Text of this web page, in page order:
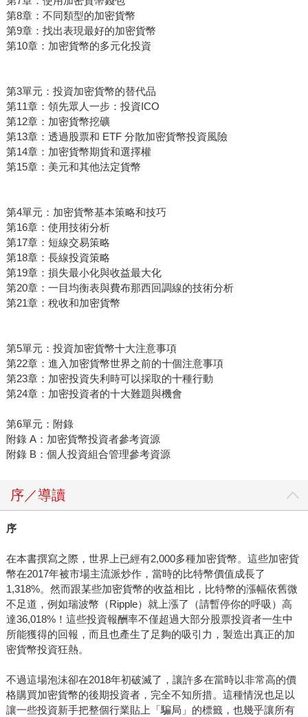
第8章：不同類型的加密貨幣
第9章：找出表現最好的加密貨幣
第10章：加密貨幣的多元化投資
第3單元：投資加密貨幣的替代品
第11章：領先眾人一步：投資ICO
第12章：加密貨幣挖礦
第13章：透過股票和 ETF 分散加密貨幣投資風險
第14章：加密貨幣期貨和選擇權
第15章：美元和其他法定貨幣
第4單元：加密貨幣基本策略和技巧
第16章：使用技術分析
第17章：短線交易策略
第18章：長線投資策略
第19章：損失最小化與收益最大化
第20章：一目均衡表與費布那西回調線的技術分析
第21章：稅收和加密貨幣
第5單元：投資加密貨幣十大注意事項
第22章：進入加密貨幣世界之前的十個注意事項
第23章：加密投資失利時可以採取的十種行動
第24章：加密投資者的十大難題與機會
第6單元：附錄
附錄 A：加密貨幣投資者參考資源
附錄 B：個人投資組合管理參考資源
序／導讀
序
在本書撰寫之際，世界上已經有2,000多種加密貨幣。這些加密貨
幣在2017年被市場主流派炒作，當時的比特幣價值成長了
1,318%。然而跟某些加密貨幣的收益相比，比特幣的漲幅依舊微
不足道，例如瑞波幣（Ripple）就上漲了（請暫停你的呼吸）高
達36,018%！這些投資報酬率不僅超過大部分股票投資者一生中
所能獲得的回報，而且也產生了足夠的吸引力，製造出真正的加
密貨幣投資狂熱。
不過這場泡沫卻在2018年初破滅了，讓許多在當時以非常高的價
格購買加密貨幣的後期投資者，完全不知所措。這種情況也足以
讓一些投資新手把整個行業貼上「騙局」的標籤，也幾乎讓所有